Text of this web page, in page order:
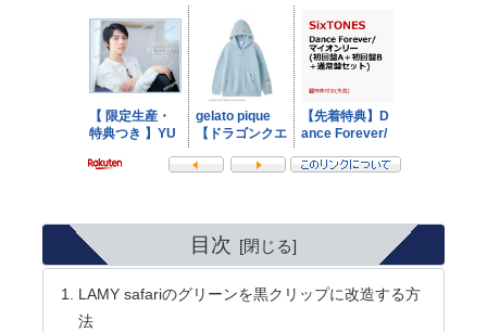
目次
LAMY safariのグリーンを黒クリップに改造する方
法